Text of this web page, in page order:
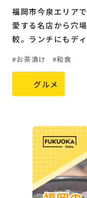
福岡市今泉エリア
愛する名店から穴
較。ランチにもデ
お茶漬け 和食
グルメ